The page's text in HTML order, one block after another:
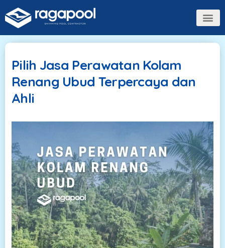
Pilih Jasa Perawatan Kolam
Renang Ubud Terpercaya dan
Ahli